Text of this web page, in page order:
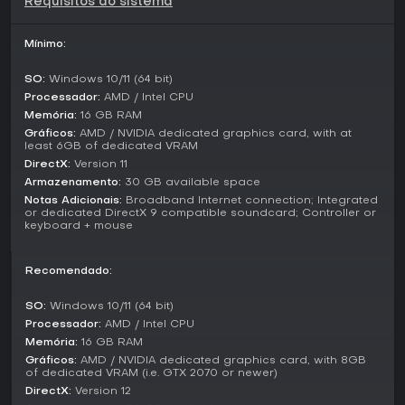
estrutura aberta de slice-of-life, onde você define o
interações pessoais no universo cyberpunk.
priorizando expansão econômica, networking social ou
atividades exploratórias como navegar de barco e pescar,
tudo em um mesmo mundo simulado persistente.
Principais Recursos e Mecânicas
planejamento cuidadoso, desde estocar suprimentos até
atender demandas de clientes em lugares como barracas
de ramen ou restaurantes. O sistema de clima afeta tarefas
As interações com personagens se desenvolvem via
dessa cidade voxel. A customização de casa oferece
liberdade criativa, com opções para personalizar espaços
Coletar recursos por pesca ou jardinagem
Requisitos do sistema
Mínimo:
SO: Windows 10/11 (64 bit)
Processador: AMD / Intel CPU
Memória: 16 GB RAM
Gráficos: AMD / NVIDIA dedicated graphics card, with at
least 6GB of dedicated VRAM
DirectX: Version 11
Armazenamento: 30 GB available space
Notas Adicionais: Broadband Internet connection; Integrated
or dedicated DirectX 9 compatible soundcard; Controller or
keyboard + mouse
Recomendado:
SO: Windows 10/11 (64 bit)
Processador: AMD / Intel CPU
Memória: 16 GB RAM
Gráficos: AMD / NVIDIA dedicated graphics card, with 8GB
of dedicated VRAM (i.e. GTX 2070 or newer)
DirectX: Version 12